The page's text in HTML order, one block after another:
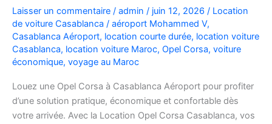
Laisser un commentaire / admin / juin 12, 2026 / Location
de voiture Casablanca / aéroport Mohammed V,
Casablanca Aéroport, location courte durée, location voiture
Casablanca, location voiture Maroc, Opel Corsa, voiture
économique, voyage au Maroc
Louez une Opel Corsa à Casablanca Aéroport pour profiter
d’une solution pratique, économique et confortable dès
votre arrivée. Avec la Location Opel Corsa Casablanca, vos